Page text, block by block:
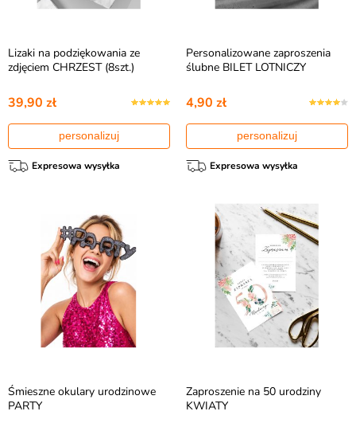
Lizaki na podziękowania ze
zdjęciem CHRZEST (8szt.)
39,90 zł
personalizuj
Expresowa wysyłka
Personalizowane zaproszenia
ślubne BILET LOTNICZY
4,90 zł
personalizuj
Expresowa wysyłka
Śmieszne okulary urodzinowe
PARTY
Zaproszenie na 50 urodziny
KWIATY